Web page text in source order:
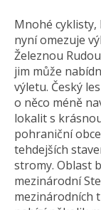
Mnohé cyklisty,
nyní omezuje
Železnou
jim může
výletu. Český
o něco méně
lokalit s
pohraniční
tehdejších
stromy. Oblast
mezinárodní
mezinárodních